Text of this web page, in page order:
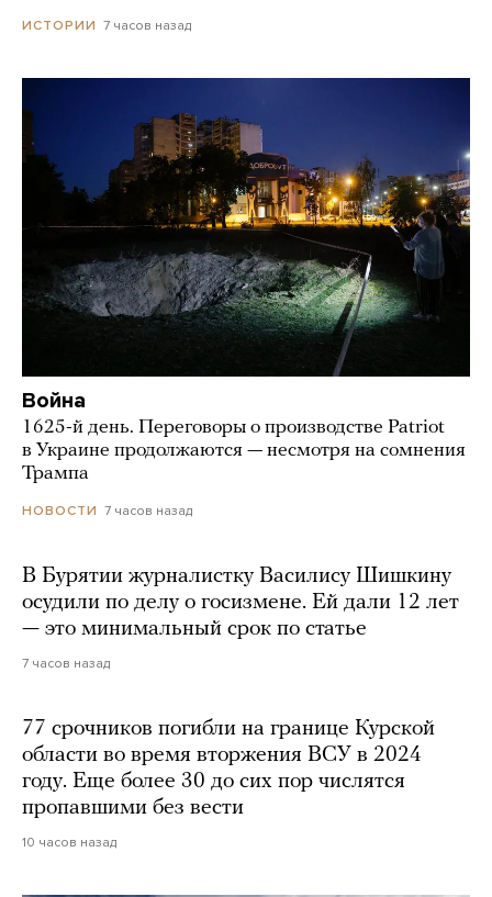
ИСТОРИИ 7 часов назад
Война
1625-й день. Переговоры о производстве Patriot
в Украине продолжаются — несмотря на сомнения
Трампа
НОВОСТИ 7 часов назад
В Бурятии журналистку Василису Шишкину
осудили по делу о госизмене. Ей дали 12 лет
— это минимальный срок по статье
7 часов назад
77 срочников погибли на границе Курской
области во время вторжения ВСУ в 2024
году. Еще более 30 до сих пор числятся
пропавшими без вести
10 часов назад